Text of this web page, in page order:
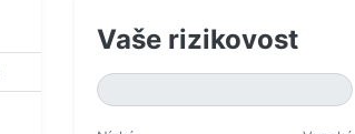
Vaše rizikovost